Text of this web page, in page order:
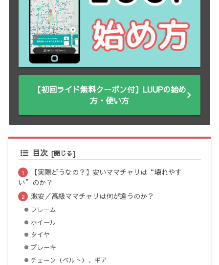
【初回ライド無料クーポン付】LUUPの始め
方・使い方
目次
【実際どうなの？】安いママチャリは“壊れやす
い”のか？
激安／高級ママチャリは何が違うのか？
フレーム
ホイール
タイヤ
ブレーキ
チェーン（ベルト）、ギア